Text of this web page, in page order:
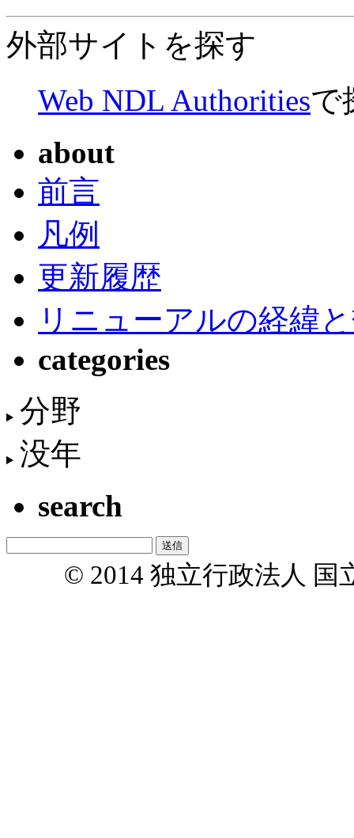
外部サイトを探す
Web NDL Authoritiesで
about
前言
凡例
更新履歴
リニューアルの経緯
categories
分野
没年
search
© 2014 独立行政法人 国